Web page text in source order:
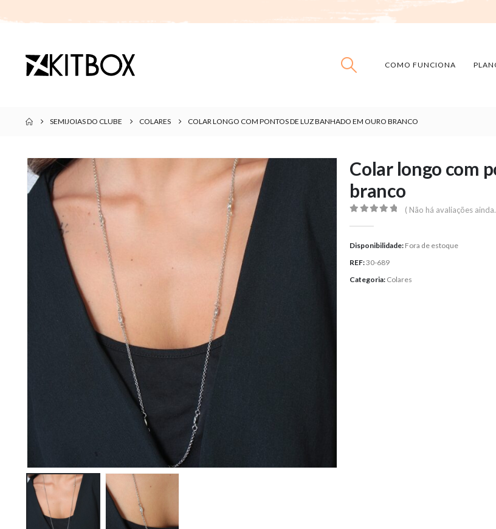
COMO FUNCIONA
SEMIJOIAS DO CLUBE COLARES COLAR LONGO COM PONTOS DE LUZ BANHADO EM OURO BRANCO
Colar longo com
branco
( Não há avaliações
Disponibilidade: Fora de estoque
REF:30-689
Categoria: Colares